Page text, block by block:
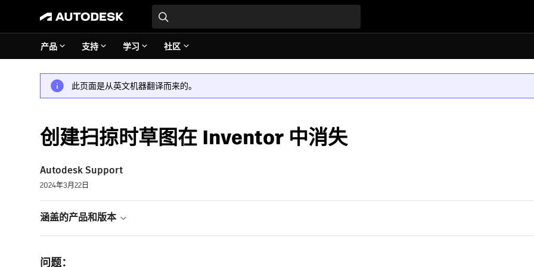
产品 支持 学习 社区
此页面是从英文机器翻译而来的。
创建扫掠时草图在 Inventor 中消失
Autodesk Support
2024年3月22日
涵盖的产品和版本
问题：